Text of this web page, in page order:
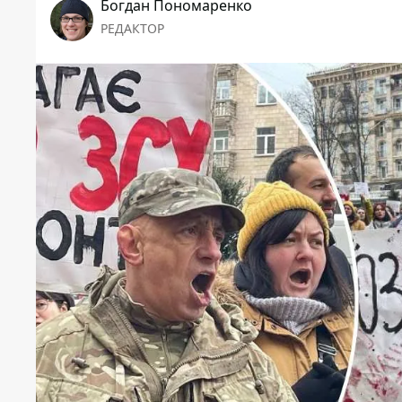
Богдан Пономаренко
РЕДАКТОР